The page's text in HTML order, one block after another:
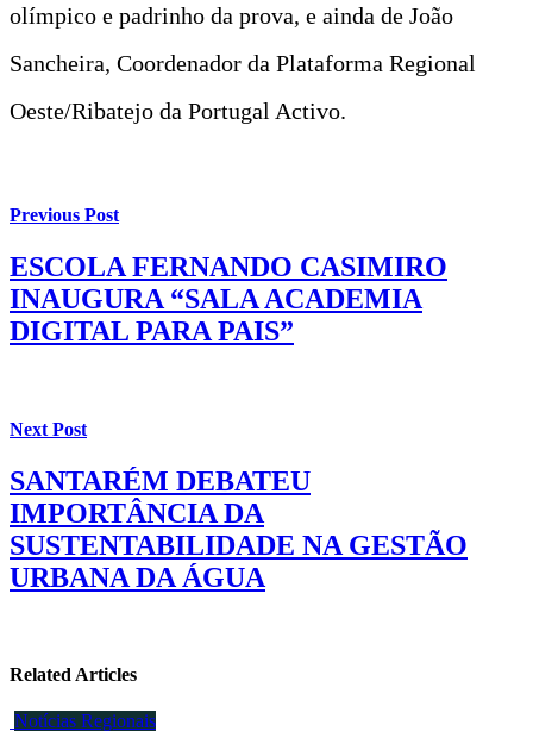
olímpico e padrinho da prova, e ainda de João
Sancheira, Coordenador da Plataforma Regional
Oeste/Ribatejo da Portugal Activo.
Previous Post
ESCOLA FERNANDO CASIMIRO
INAUGURA “SALA ACADEMIA
DIGITAL PARA PAIS”
Next Post
SANTARÉM DEBATEU
IMPORTÂNCIA DA
SUSTENTABILIDADE NA GESTÃO
URBANA DA ÁGUA
Related Articles
Notícias Regionais